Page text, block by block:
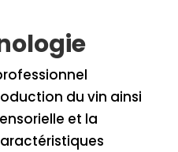
du vin ainsi
et la